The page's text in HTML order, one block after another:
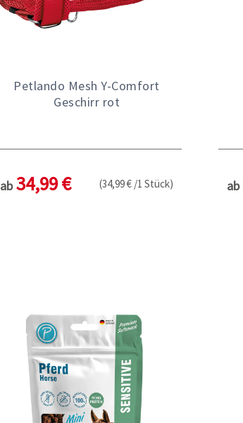
Petlando Mesh Y-Comfort
Geschirr rot
ab 34,99 € (34,99 € /1 Stück) ab